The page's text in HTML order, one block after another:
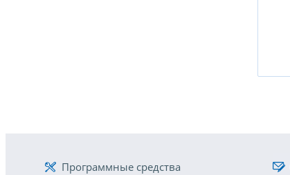
Программные средства